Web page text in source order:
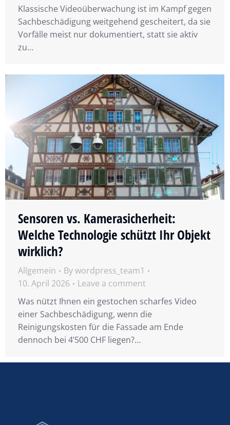
Klassische Videoüberwachung ist im Kampf gegen
Sachbeschädigung weitgehend gescheitert, da sie
Vorfälle meist nur dokumentiert, statt sie aktiv
zu…
Sensoren vs. Kamerasicherheit:
Welche Technologie schützt Ihr Objekt
wirklich?
Allgemein Bywordpress_team1
10. April 2026
Leave a comment
Was nützt Ihnen ein gestochen scharfes Video
einer Sachbeschädigung, wenn die
Reinigungskosten für die Fassade am Ende
dennoch bei 4’500 CHF liegen?…